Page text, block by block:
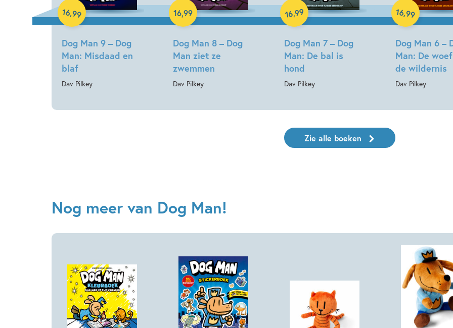
Dog Man 9 – Dog
Man: Misdaad en
blaf
Dav Pilkey
16,99
Dog Man 8 – Dog
Man ziet ze
zwemmen
Dav Pilkey
16,99
Dog Man 7 – Dog
Man: De bal is
hond
Dav Pilkey
16,99
Dog Man 6 –
Man: De
de wildernis
Dav Pilkey
16,99
Zie alle boeken
Nog meer van Dog Man!